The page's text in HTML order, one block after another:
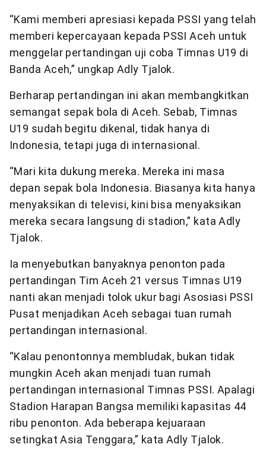
“Kami memberi apresiasi kepada PSSI yang telah
memberi kepercayaan kepada PSSI Aceh untuk
menggelar pertandingan uji coba Timnas U19 di
Banda Aceh,” ungkap Adly Tjalok.
Berharap pertandingan ini akan membangkitkan
semangat sepak bola di Aceh. Sebab, Timnas
U19 sudah begitu dikenal, tidak hanya di
Indonesia, tetapi juga di internasional.
“Mari kita dukung mereka. Mereka ini masa
depan sepak bola Indonesia. Biasanya kita hanya
menyaksikan di televisi, kini bisa menyaksikan
mereka secara langsung di stadion,” kata Adly
Tjalok.
Ia menyebutkan banyaknya penonton pada
pertandingan Tim Aceh 21 versus Timnas U19
nanti akan menjadi tolok ukur bagi Asosiasi PSSI
Pusat menjadikan Aceh sebagai tuan rumah
pertandingan internasional.
“Kalau penontonnya membludak, bukan tidak
mungkin Aceh akan menjadi tuan rumah
pertandingan internasional Timnas PSSI. Apalagi
Stadion Harapan Bangsa memiliki kapasitas 44
ribu penonton. Ada beberapa kejuaraan
setingkat Asia Tenggara,” kata Adly Tjalok.